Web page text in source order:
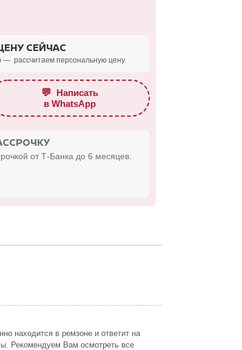
СЕЙЧАС
рассчитаем персональную цену.
💬 Написать
в WhatsApp
от Т-Банка до 6 месяцев.
находится в ремзоне и ответит на
Рекомендуем Вам осмотреть все